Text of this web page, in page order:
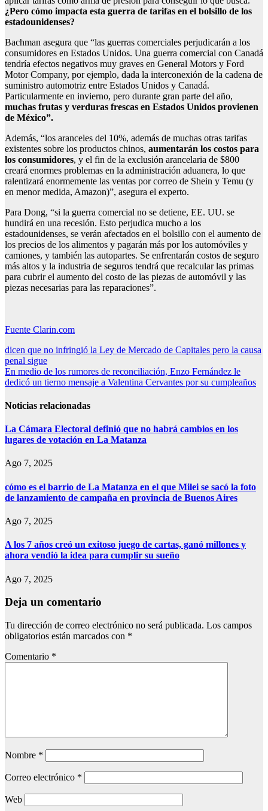
¿Pero cómo impacta esta guerra de tarifas en el bolsillo de los
estadounidenses?
Bachman asegura que “las guerras comerciales perjudicarán a los
consumidores en Estados Unidos. Una guerra comercial con Canadá
tendría efectos negativos muy graves en General Motors y Ford
Motor Company, por ejemplo, dada la interconexión de la cadena de
suministro automotriz entre Estados Unidos y Canadá.
Particularmente en invierno, pero durante gran parte del año,
muchas frutas y verduras frescas en Estados Unidos provienen
de México”.
Además, “los aranceles del 10%, además de muchas otras tarifas
existentes sobre los productos chinos, aumentarán los costos para
los consumidores, y el fin de la exclusión arancelaria de $800
creará enormes problemas en la administración aduanera, lo que
ralentizará enormemente las ventas por correo de Shein y Temu (y
en menor medida, Amazon)”, asegura el experto.
Para Dong, “si la guerra comercial no se detiene, EE. UU. se
hundirá en una recesión. Esto perjudica mucho a los
estadounidenses, se verán afectados en el bolsillo con el aumento de
los precios de los alimentos y pagarán más por los automóviles y
camiones, y también las autopartes. Se enfrentarán costos de seguro
más altos y la industria de seguros tendrá que recalcular las primas
para cubrir el aumento del costo de las piezas de automóvil y las
piezas necesarias para las reparaciones”.
Fuente Clarin.com
Navegación
de
entradas
dicen que no infringió la Ley de Mercado de Capitales pero la causa
penal sigue
En medio de los rumores de reconciliación, Enzo Fernández le
dedicó un tierno mensaje a Valentina Cervantes por su cumpleaños
Noticias relacionadas
La Cámara Electoral definió que no habrá cambios en los
lugares de votación en La Matanza
Ago 7, 2025
cómo es el barrio de La Matanza en el que Milei se sacó la foto
de lanzamiento de campaña en provincia de Buenos Aires
Ago 7, 2025
A los 7 años creó un exitoso juego de cartas, ganó millones y
ahora vendió la idea para cumplir su sueño
Ago 7, 2025
Deja un comentario
Tu dirección de correo electrónico no será publicada. Los campos
obligatorios están marcados con *
Comentario *
Nombre *
Correo electrónico *
Web